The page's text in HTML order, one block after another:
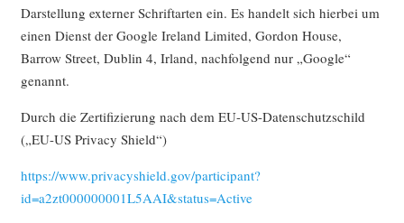
Darstellung externer Schriftarten ein. Es handelt sich hierbei um
einen Dienst der Google Ireland Limited, Gordon House,
Barrow Street, Dublin 4, Irland, nachfolgend nur „Google“
genannt.
Durch die Zertifizierung nach dem EU-US-Datenschutzschild
(„EU-US Privacy Shield“)
https://www.privacyshield.gov/participant?
id=a2zt000000001L5AAI&status=Active